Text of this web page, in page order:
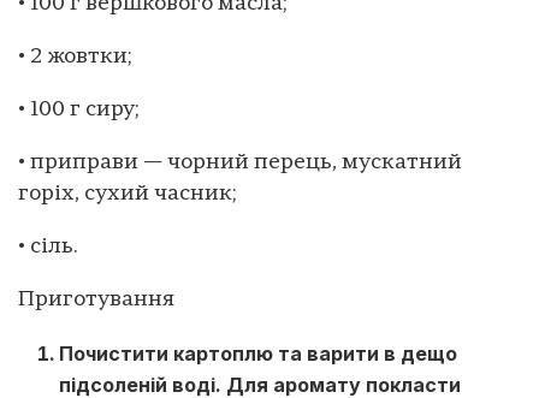
• 2 жовтки;
• 100 г сиру;
• приправи — чорний перець, мускатний
горіх, сухий часник;
• сіль.
Приготування
Почистити картоплю та варити в дещо
підсоленій воді. Для аромату покласти